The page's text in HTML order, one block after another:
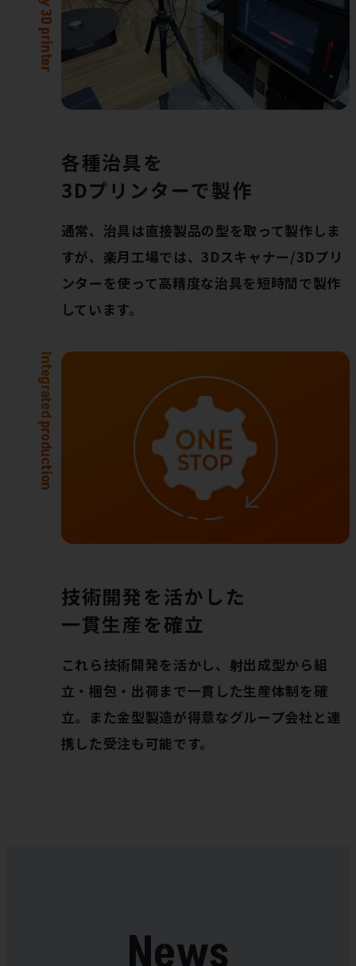
各種治具を
3Dプリンターで製作
通常、治具は直接製品の型を取って製作しま
すが、楽月工場では、3Dスキャナー/3Dプリ
ンターを使って高精度な治具を短時間で製作
しています。
技術開発を活かした
一貫生産を確立
これら技術開発を活かし、射出成型から組
立・梱包・出荷まで一貫した生産体制を確
立。また金型製造が得意なグループ会社と連
携した受注も可能です。